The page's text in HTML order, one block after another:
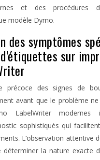
et des procédures
modèle Dymo.
des symptômes
sur
précoce des signes de
avant que le problème ne
LabelWriter modernes
sophistiqués qui
L’observation attentive
déterminer la nature exacte